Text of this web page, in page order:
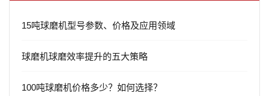
15吨球磨机型号参数、价格及应用领域
球磨机球磨效率提升的五大策略
100吨球磨机价格多少？如何选择？